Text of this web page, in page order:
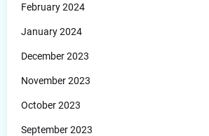
February 2024
January 2024
December 2023
November 2023
October 2023
September 2023